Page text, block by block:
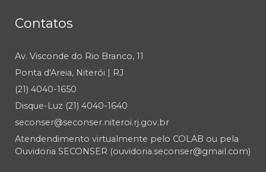
Contatos
Av. Visconde do Rio Branco, 11
Ponta d'Areia, Niterói | RJ
(21) 4040-1650
Disque-Luz (21) 4040-1640
seconser@seconser.niteroi.rj.gov.br
Atendendimento virtualmente pelo COLAB ou pela
Ouvidoria SECONSER (ouvidoria.seconser@gmail.com)